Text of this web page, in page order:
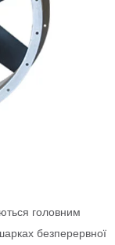
головним
безперервної